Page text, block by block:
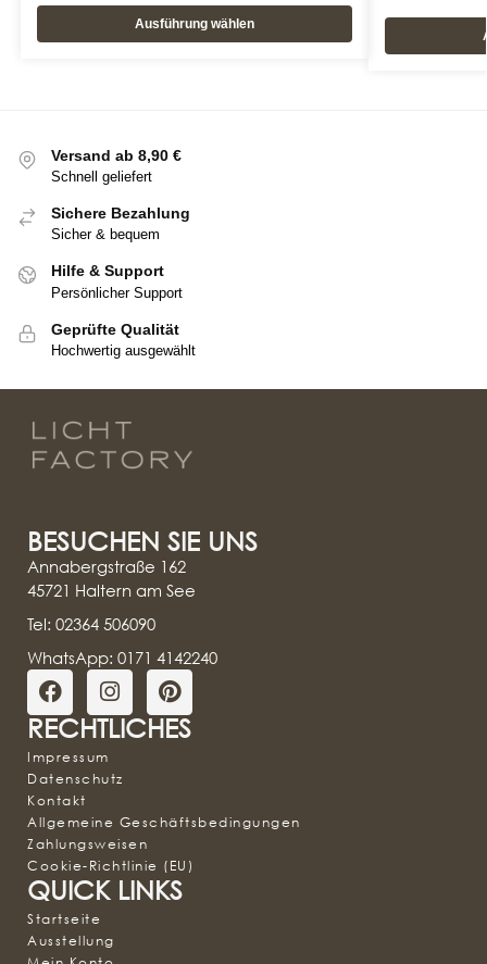
Ausführung wählen
Versand ab 8,90 €
Schnell geliefert
Sichere Bezahlung
Sicher & bequem
Hilfe & Support
Persönlicher Support
Geprüfte Qualität
Hochwertig ausgewählt
BESUCHEN SIE UNS
Annabergstraße 162
45721 Haltern am See
Tel: 02364 506090
WhatsApp: 0171 4142240
RECHTLICHES
Impressum
Datenschutz
Kontakt
Allgemeine Geschäftsbedingungen
Zahlungsweisen
Cookie-Richtlinie (EU)
QUICK LINKS
Startseite
Ausstellung